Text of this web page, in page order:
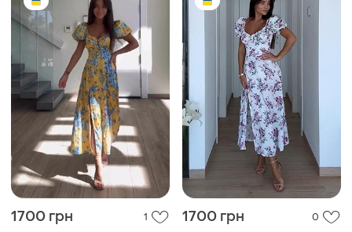
1700 грн 1 1700 грн 0